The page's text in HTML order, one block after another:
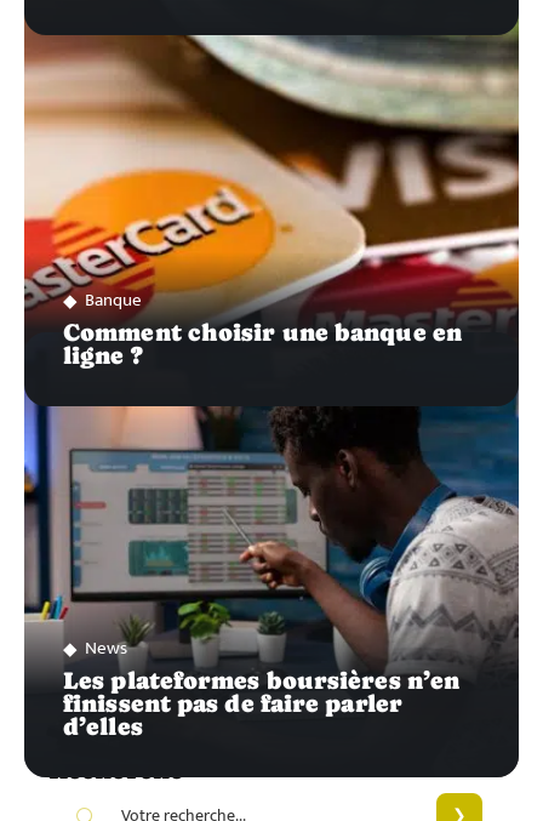
Banque
Comment choisir une banque en
ligne ?
News
Les plateformes boursières n’en
finissent pas de faire parler
d’elles
Recherche